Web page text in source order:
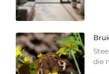
die